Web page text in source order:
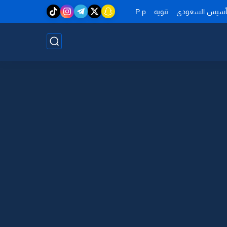
السعودي تنويه P p